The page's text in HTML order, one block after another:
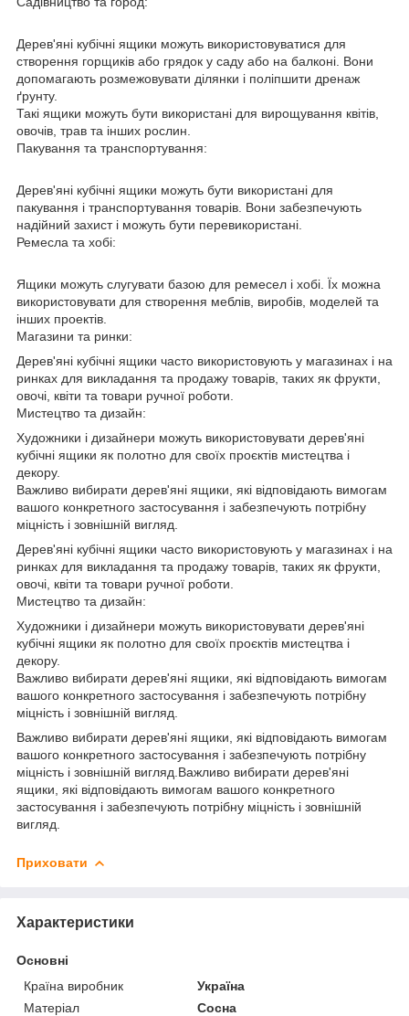
Дерев'яні кубічні ящики можуть використовуватися для
створення горщиків або грядок у саду або на балконі. Вони
допомагають розмежовувати ділянки і поліпшити дренаж
ґрунту.
Такі ящики можуть бути використані для вирощування квітів,
овочів, трав та інших рослин.
Пакування та транспортування:
Дерев'яні кубічні ящики можуть бути використані для
пакування і транспортування товарів. Вони забезпечують
надійний захист і можуть бути перевикористані.
Ремесла та хобі:
Ящики можуть слугувати базою для ремесел і хобі. Їх можна
використовувати для створення меблів, виробів, моделей та
інших проектів.
Магазини та ринки:
Дерев'яні кубічні ящики часто використовують у магазинах і на
ринках для викладання та продажу товарів, таких як фрукти,
овочі, квіти та товари ручної роботи.
Мистецтво та дизайн:
Художники і дизайнери можуть використовувати дерев'яні
кубічні ящики як полотно для своїх проєктів мистецтва і
декору.
Важливо вибирати дерев'яні ящики, які відповідають вимогам
вашого конкретного застосування і забезпечують потрібну
міцність і зовнішній вигляд.
Дерев'яні кубічні ящики часто використовують у магазинах і на
ринках для викладання та продажу товарів, таких як фрукти,
овочі, квіти та товари ручної роботи.
Мистецтво та дизайн:
Художники і дизайнери можуть використовувати дерев'яні
кубічні ящики як полотно для своїх проєктів мистецтва і
декору.
Важливо вибирати дерев'яні ящики, які відповідають вимогам
вашого конкретного застосування і забезпечують потрібну
міцність і зовнішній вигляд.
Важливо вибирати дерев'яні ящики, які відповідають вимогам
вашого конкретного застосування і забезпечують потрібну
міцність і зовнішній вигляд.Важливо вибирати дерев'яні
ящики, які відповідають вимогам вашого конкретного
застосування і забезпечують потрібну міцність і зовнішній
вигляд.
Приховати
Характеристики
Основні
Країна виробник
Україна
Матеріал
Сосна